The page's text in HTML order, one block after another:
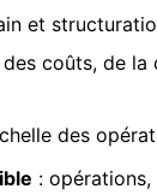
et
coûts, de la
des
: